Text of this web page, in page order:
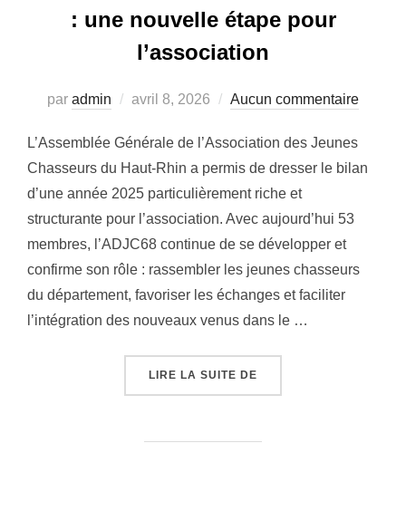
: une nouvelle étape pour
l’association
par admin
Publié
avril 8, 2026 Aucun commentaire
L’Assemblée Générale de l’Association des Jeunes
Chasseurs du Haut-Rhin a permis de dresser le bilan
d’une année 2025 particulièrement riche et
structurante pour l’association. Avec aujourd’hui 53
membres, l’ADJC68 continue de se développer et
confirme son rôle : rassembler les jeunes chasseurs
du département, favoriser les échanges et faciliter
l’intégration des nouveaux venus dans le …
LIRE LA SUITE DE